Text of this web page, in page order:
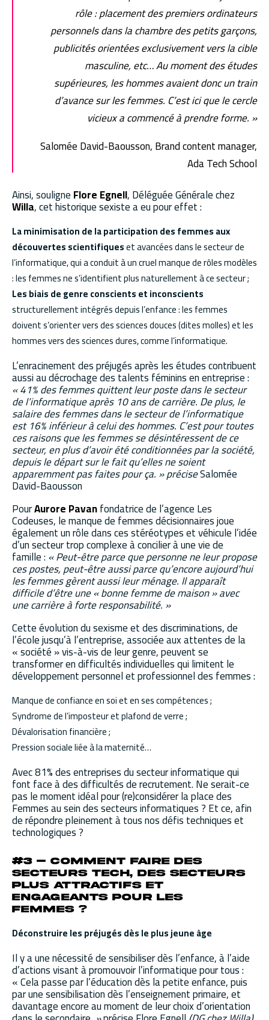
rôle : placement des premiers ordinateurs
personnels dans la chambre des petits garçons,
publicités orientées exclusivement vers la cible
masculine, etc… Au moment des études
supérieures, les hommes avaient donc un train
d’avance sur les femmes. C’est ici que le cercle
vicieux a commencé à prendre forme. »
Salomée David-Baousson, Brand content manager,
Ada Tech School
Ainsi, souligneFlore Egnell, Déléguée Générale chez
Willa, cet historique sexiste a eu pour effet :
La minimisation de la participation des femmes aux
découvertes scientifiqueset avancées dans le secteur de
l’informatique, qui a conduit à un cruel manque de rôles modèles
: les femmes ne s’identifient plus naturellement à ce secteur ;
Les biais de genre conscients et inconscients
structurellement intégrés depuis l’enfance : les femmes
doivent s’orienter vers des sciences douces (dites molles) et les
hommes vers des sciences dures, comme l’informatique.
L’enracinement des préjugés après les études contribuent
aussi au décrochage des talents féminins en entreprise :
« 41% des femmes quittent leur poste dans le secteur
de l’informatique après 10 ans de carrière. De plus, le
salaire des femmes dans le secteur de l’informatique
est 16% inférieur à celui des hommes. C’est pour toutes
ces raisons que les femmes se désintéressent de ce
secteur, en plus d’avoir été conditionnées par la société,
depuis le départ sur le fait qu’elles ne soient
apparemment pas faites pour ça. » préciseSalomée
David-Baousson
PourAurore Pavanfondatrice de l’agence Les
Codeuses, le manque de femmes décisionnaires joue
également un rôle dans ces stéréotypes et véhicule l’idée
d’un secteur trop complexe à concilier à une vie de
famille :« Peut-être parce que personne ne leur propose
ces postes, peut-être aussi parce qu’encore aujourd’hui
les femmes gèrent aussi leur ménage. Il apparaît
difficile d’être une « bonne femme de maison » avec
une carrière à forte responsabilité. »
Cette évolution du sexisme et des discriminations, de
l’école jusqu’à l’entreprise, associée aux attentes de la
« société » vis-à-vis de leur genre, peuvent se
transformer en difficultés individuelles qui limitent le
développement personnel et professionnel des femmes :
Manque de confiance en soi et en ses compétences ;
Syndrome de l’imposteur et plafond de verre ;
Dévalorisation financière ;
Pression sociale liée à la maternité…
Avec 81% des entreprises du secteur informatique qui
font face à des difficultés de recrutement. Ne serait-ce
pas le moment idéal pour (re)considérer la place des
Femmes au sein des secteurs informatiques ? Et ce, afin
de répondre pleinement à tous nos défis techniques et
technologiques ?
#3 – Comment faire des
secteurs Tech, des secteurs
plus attractifs et
engageants pour les
Femmes ?
Déconstruire les préjugés dès le plus jeune âge
Il y a une nécessité de sensibiliser dès l’enfance, à l’aide
d’actions visant à promouvoir l’informatique pour tous :
« Cela passe par l’éducation dès la petite enfance, puis
par une sensibilisation dès l’enseignement primaire, et
davantage encore au moment de leur choix d’orientation